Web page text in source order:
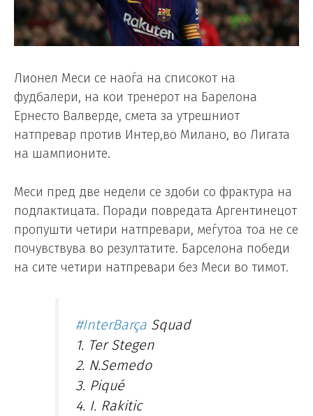
Лионел Меси се наоѓа на списокот на
фудбалери, на кои тренерот на Барелона
Ернесто Валверде, смета за утрешниот
натпревар против Интер,во Милано, во Лигата
на шампионите.
Меси пред две недели се здоби со фрактура на
подлактицата. Поради повредата Аргентинецот
пропушти четири натпревари, меѓутоа тоа не се
почувствува во резултатите. Барселона победи
на сите четири натпревари без Меси во тимот.
#InterBarça Squad
1. Ter Stegen
2. N.Semedo
3. Piqué
4. I. Rakitic